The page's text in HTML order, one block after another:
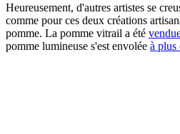
Heureusement, d'autres artistes se
comme pour ces deux créations
pomme. La pomme vitrail a été
pomme lumineuse s'est envolée à plus